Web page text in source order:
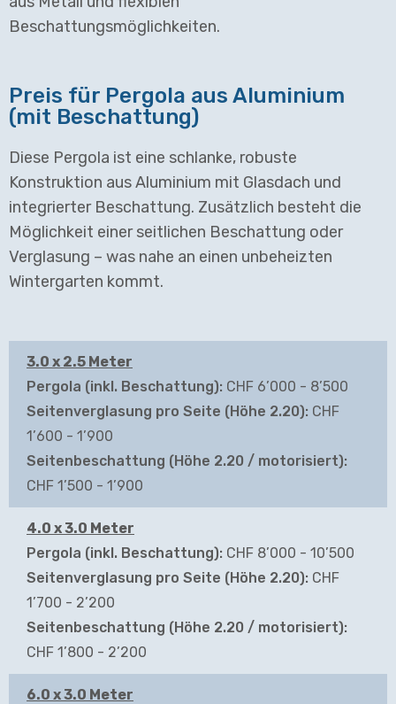
Beschattungsmöglichkeiten.
Preis für Pergola aus Aluminium
(mit Beschattung)
Diese Pergola ist eine schlanke, robuste
Konstruktion aus Aluminium mit Glasdach und
integrierter Beschattung. Zusätzlich besteht die
Möglichkeit einer seitlichen Beschattung oder
Verglasung – was nahe an einen unbeheizten
Wintergarten kommt.
3.0 x 2.5 Meter
CHF 6’000 - 8’500
CHF
1’600 - 1’900
CHF 1’500 - 1’900
4.0 x 3.0 Meter
CHF 8’000 - 10’500
CHF
1’700 - 2’200
CHF 1’800 - 2’200
6.0 x 3.0 Meter